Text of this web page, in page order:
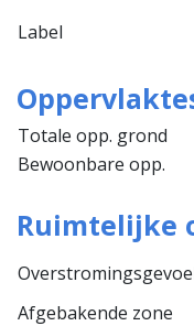
Label
Totale opp. grond
Bewoonbare opp.
Ruimtelijke
Afgebakende zone